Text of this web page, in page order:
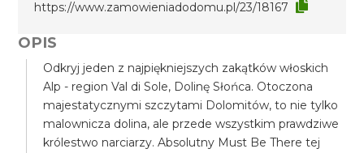
https://www.zamowieniadodomu.pl/23/18167
OPIS
Odkryj jeden z najpiękniejszych zakątków włoskich
Alp - region Val di Sole, Dolinę Słońca. Otoczona
majestatycznymi szczytami Dolomitów, to nie tylko
malownicza dolina, ale przede wszystkim prawdziwe
królestwo narciarzy. Absolutny Must Be There tej